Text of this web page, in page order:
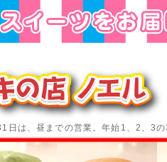
日は、昼までの営業。年始1、2、3